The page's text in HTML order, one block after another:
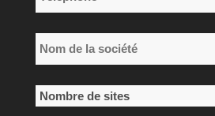
*
Nom
de
la
société
Nombre